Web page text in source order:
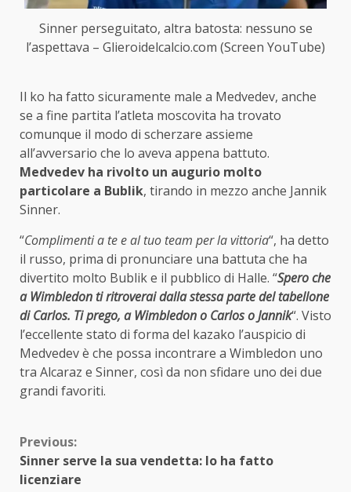
Sinner perseguitato, altra batosta: nessuno se
l’aspettava – Glieroidelcalcio.com (Screen YouTube)
Il ko ha fatto sicuramente male a Medvedev, anche
se a fine partita l’atleta moscovita ha trovato
comunque il modo di scherzare assieme
all’avversario che lo aveva appena battuto.
Medvedev ha rivolto un augurio molto
particolare a Bublik, tirando in mezzo anche Jannik
Sinner.
“Complimenti a te e al tuo team per la vittoria“, ha detto
il russo, prima di pronunciare una battuta che ha
divertito molto Bublik e il pubblico di Halle. “Spero che
a Wimbledon ti ritroverai dalla stessa parte del tabellone
di Carlos. Ti prego, a Wimbledon o Carlos o Jannik“. Visto
l’eccellente stato di forma del kazako l’auspicio di
Medvedev è che possa incontrare a Wimbledon uno
tra Alcaraz e Sinner, così da non sfidare uno dei due
grandi favoriti.
Continue
Reading
Previous:
Sinner serve la sua vendetta: lo ha fatto
licenziare